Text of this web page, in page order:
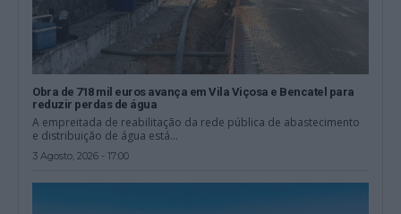
Obra de 718 mil euros avança em Vila Viçosa e Bencatel para
reduzir perdas de água
A empreitada de reabilitação da rede pública de abastecimento
e distribuição de água está...
3 Agosto, 2026 - 17:00